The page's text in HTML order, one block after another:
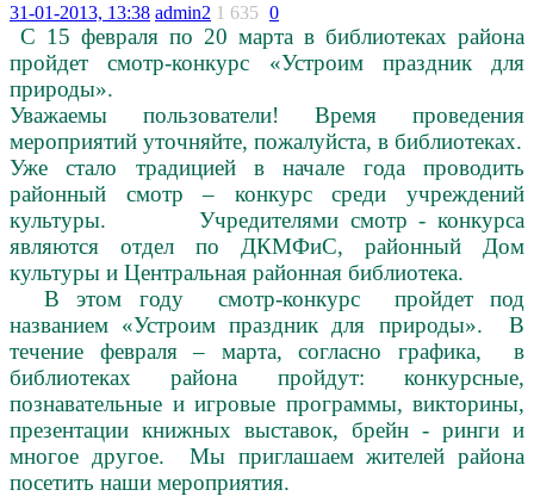
31-01-2013, 13:38 admin2 1 635 0
С 15 февраля по 20 марта в библиотеках района
пройдет смотр-конкурс «Устроим праздник для
природы».
Уважаемы пользователи! Время проведения
мероприятий уточняйте, пожалуйста, в библиотеках.
Уже стало традицией в начале года проводить
районный смотр – конкурс среди учреждений
культуры. Учредителями смотр - конкурса
являются отдел по ДКМФиС, районный Дом
культуры и Центральная районная библиотека.
В этом году смотр-конкурс пройдет под
названием «Устроим праздник для природы». В
течение февраля – марта, согласно графика, в
библиотеках района пройдут: конкурсные,
познавательные и игровые программы, викторины,
презентации книжных выставок, брейн - ринги и
многое другое. Мы приглашаем жителей района
посетить наши мероприятия.